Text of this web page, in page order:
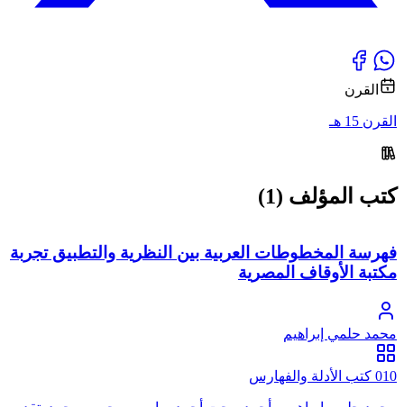
القرن
القرن 15 هـ
كتب المؤلف (1)
فهرسة المخطوطات العربية بين النظرية والتطبيق تجربة
مكتبة الأوقاف المصرية
محمد حلمي إبراهيم
010 كتب الأدلة والفهارس